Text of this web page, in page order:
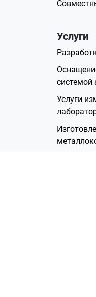
Услуги
системой
Услуги